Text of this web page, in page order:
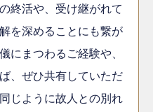
終活や、受け継がれて
を深めることにも繋が
にまつわるご経験や、
、ぜひ共有していただ
じように故人との別れ